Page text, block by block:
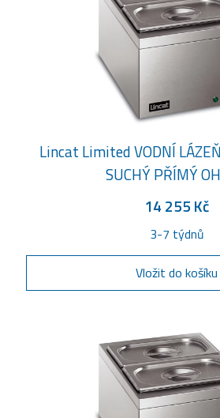
Lincat Limited VODNÍ
SUCHÝ PŘÍMÝ
14 255 Kč
3-7 týdnů
Vložit do košíku